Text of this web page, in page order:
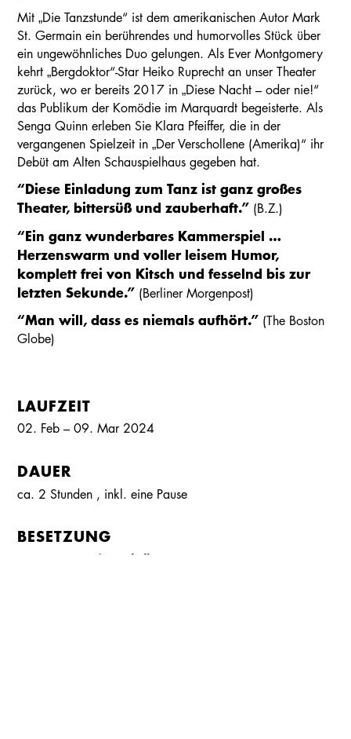
Mit „Die Tanzstunde“ ist dem amerikanischen Autor Mark
St. Germain ein berührendes und humorvolles Stück über
ein ungewöhnliches Duo gelungen. Als Ever Montgomery
kehrt „Bergdoktor“-Star Heiko Ruprecht an unser Theater
zurück, wo er bereits 2017 in „Diese Nacht – oder nie!“
das Publikum der Komödie im Marquardt begeisterte. Als
Senga Quinn erleben Sie Klara Pfeiffer, die in der
vergangenen Spielzeit in „Der Verschollene (Amerika)“ ihr
Debüt am Alten Schauspielhaus gegeben hat.
“Diese Einladung zum Tanz ist ganz großes
Theater, bittersüß und zauberhaft.” (B.Z.)
“Ein ganz wunderbares Kammerspiel …
Herzenswarm und voller leisem Humor,
komplett frei von Kitsch und fesselnd bis zur
letzten Sekunde.” (Berliner Morgenpost)
“Man will, dass es niemals aufhört.” (The Boston
Globe)
LAUFZEIT
02. Feb – 09. Mar 2024
DAUER
ca. 2 Stunden , inkl.eine Pause
BESETZUNG
Klara Pfeiffer